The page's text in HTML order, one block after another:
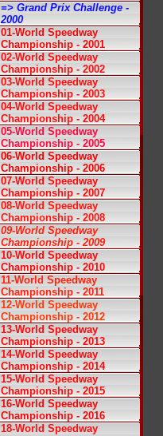
=> Grand Prix Challenge -
2000
01-World Speedway
Championship - 2001
02-World Speedway
Championship - 2002
03-World Speedway
Championship - 2003
04-World Speedway
Championship - 2004
05-World Speedway
Championship - 2005
06-World Speedway
Championship - 2006
07-World Speedway
Championship - 2007
08-World Speedway
Championship - 2008
09-World Speedway
Championship - 2009
10-World Speedway
Championship - 2010
11-World Speedway
Championship - 2011
12-World Speedway
Championship - 2012
13-World Speedway
Championship - 2013
14-World Speedway
Championship - 2014
15-World Speedway
Championship - 2015
16-World Speedway
Championship - 2016
18-World Speedway